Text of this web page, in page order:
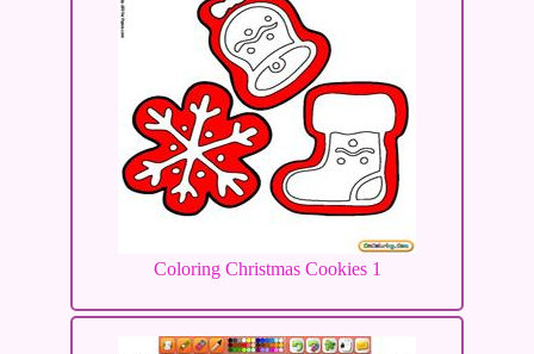
Coloring Christmas Cookies 1